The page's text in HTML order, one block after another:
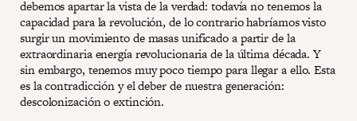
debemos apartar la vista de la verdad: todavía no tenemos la
capacidad para la revolución, de lo contrario habríamos visto
surgir un movimiento de masas unificado a partir de la
extraordinaria energía revolucionaria de la última década. Y
sin embargo, tenemos muy poco tiempo para llegar a ello. Esta
es la contradicción y el deber de nuestra generación:
descolonización o extinción.